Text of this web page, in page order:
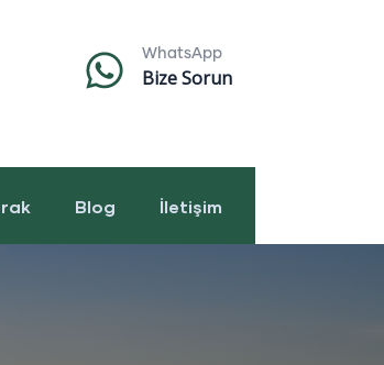
WhatsApp
Bize Sorun
Blog İletişim